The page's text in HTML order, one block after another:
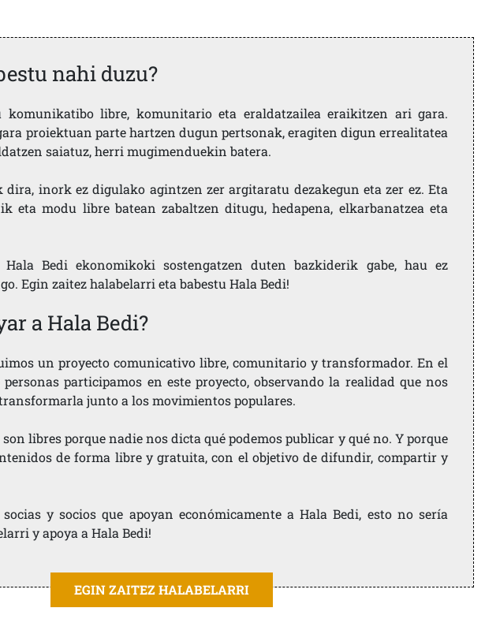
nahi duzu?
komunikatibo libre, komunitario eta eraldatzailea eraikitzen ari gara.
proiektuan parte hartzen dugun pertsonak, eragiten digun errealitatea
saiatuz, herri mugimenduekin batera.
dira, inork ez digulako agintzen zer argitaratu dezakegun eta zer ez. Eta
eta modu libre batean zabaltzen ditugu, hedapena, elkarbanatzea eta
Hala Bedi ekonomikoki sostengatzen duten bazkiderik gabe, hau ez
Egin zaitez halabelarri eta babestu Hala Bedi!
a Hala Bedi?
un proyecto comunicativo libre, comunitario y transformador. En el
participamos en este proyecto, observando la realidad que nos
junto a los movimientos populares.
libres porque nadie nos dicta qué podemos publicar y qué no. Y porque
de forma libre y gratuita, con el objetivo de difundir, compartir y
y socios que apoyan económicamente a Hala Bedi, esto no sería
y apoya a Hala Bedi!
EGIN ZAITEZ HALABELARRI